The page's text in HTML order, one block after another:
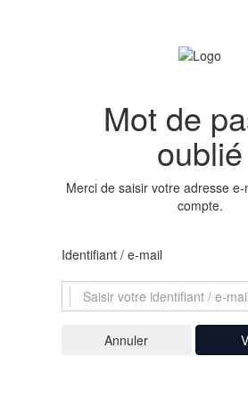
Mot de
oublié
Merci de saisir votre adresse
compte.
Identifiant / e-mail